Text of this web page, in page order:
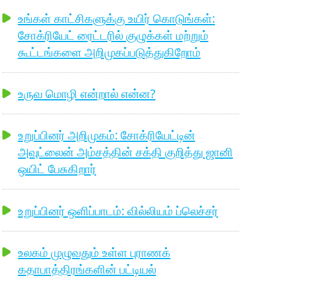
உங்கள் காட்சிகளுக்கு உயிர் கொடுங்கள்:
சோக்ரியேட் ரைட்டரில் குழுக்கள் மற்றும்
கூட்டங்களை அறிமுகப்படுத்துகிறோம்
உருவ மொழி என்றால் என்ன?
உறுப்பினர் அறிமுகம்: சோக்ரியேட்டின்
அவுட்லைன் அம்சத்தின் சக்தி குறித்து ஜானி
ஒயிட் பேசுகிறார்
உறுப்பினர் ஒளிப்பாடம்: வில்லியம் ப்லெச்சர்
உலகம் முழுவதும் உள்ள புராணக்
கதாபாத்திரங்களின் பட்டியல்